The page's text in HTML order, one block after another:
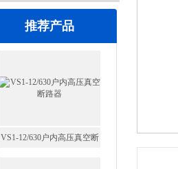
推荐产品